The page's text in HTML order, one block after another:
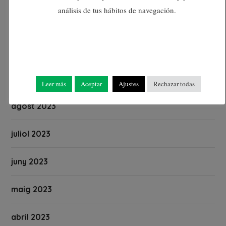
setembre 2023
agost 2023
juliol 2023
juny 2023
maig 2023
abril 2023
análisis de tus hábitos de navegación.
Leer más Aceptar Ajustes Rechazar todas